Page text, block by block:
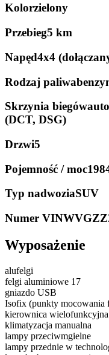
Kolorzielony
Przebieg5 km
Napęd4x4
Rodzaj paliwa
Skrzynia biegów
(DCT, DSG)
Drzwi5
Pojemność / moc
Typ nadwoziaSUV
Numer VIN
Wyposażenie
alufelgi
felgi aluminiowe 17
gniazdo USB
Isofix (punkty mocowania
kierownica wielofunkcyjna
klimatyzacja manualna
lampy przeciwmgielne
lampy przednie w